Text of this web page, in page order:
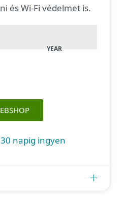
és Wi-Fi védelmet is.
YEAR
napig ingyen